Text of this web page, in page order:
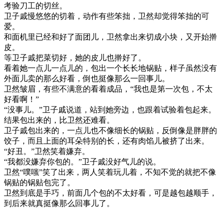
考验刀工的切丝。
卫子戚慢悠悠的切着，动作有些笨拙，卫然却觉得笨拙的可
爱。
和面机里已经和好了面团儿，卫然拿出来切成小块，又开始擀
皮。
等卫子戚把菜切好，她的皮儿也擀好了。
看着她一点儿一点儿的，包出一个长长地锅贴，样子虽然没有
外面儿卖的那么好看，倒也挺像那么一回事儿。
卫然皱眉，有些不满意的看着成品，“我也是第一次包，不太
好看啊！”
“没事儿。”卫子戚说道，站到她旁边，也跟着试验着包起来。
结果包出来的，比卫然还难看。
卫子戚包出来的，一点儿也不像细长的锅贴，反倒像是胖胖的
饺子，而且上面的耳朵特别的长，还有肉馅儿被挤了出来。
“好丑。”卫然笑着嫌弃。
“我都没嫌弃你包的。”卫子戚没好气儿的说。
卫然“噗嗤”笑了出来，两人笑着玩儿着，不知不觉的就把不像
锅贴的锅贴包完了。
卫然到底是手巧，前面几个包的不太好看，可是越包越顺手，
到后来就真挺像那么回事儿了。